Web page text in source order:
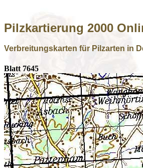
Pilzkartierung 2000
Verbreitungskarten für Pilzarten in
Blatt 7645